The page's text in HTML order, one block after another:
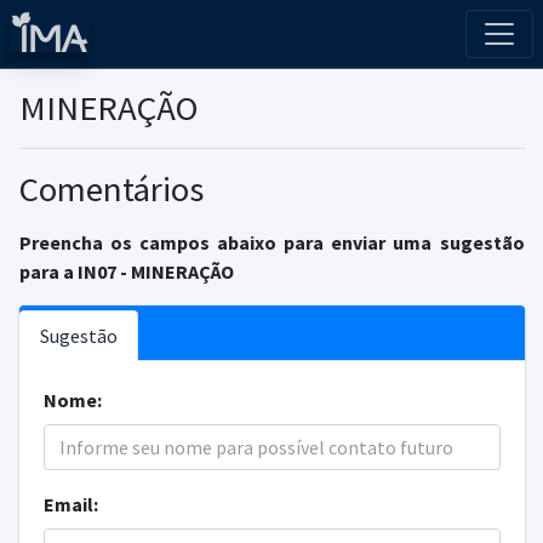
MINERAÇÃO
Comentários
Preencha os campos abaixo para enviar uma sugestão
para a IN07 - MINERAÇÃO
Sugestão
Nome:
Email: